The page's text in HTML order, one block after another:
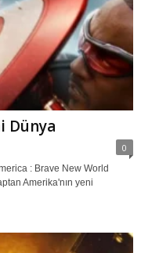
Dünya
0
: Brave New World
Amerika'nın yeni